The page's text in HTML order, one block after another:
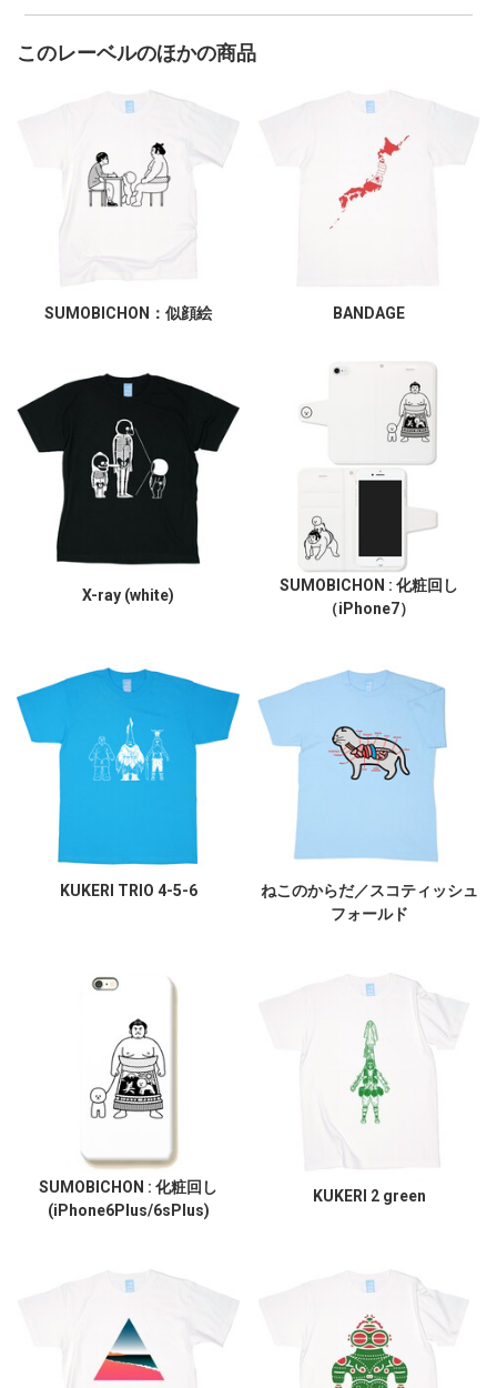
このレーベルのほかの商品
SUMOBICHON：似顔絵 BANDAGE
X-ray (white)
SUMOBICHON : 化粧回し
（iPhone7）
KUKERI TRIO 4-5-6
ねこのからだ／スコティッシュ
フォールド
SUMOBICHON : 化粧回し
(iPhone6Plus/6sPlus)
KUKERI 2 green